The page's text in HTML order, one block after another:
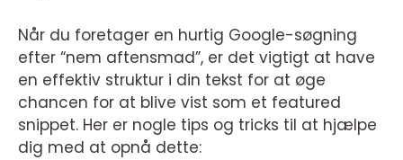
Når du foretager en hurtig Google-søgning
efter “nem aftensmad”, er det vigtigt at have
en effektiv struktur i din tekst for at øge
chancen for at blive vist som et featured
snippet. Her er nogle tips og tricks til at hjælpe
dig med at opnå dette: